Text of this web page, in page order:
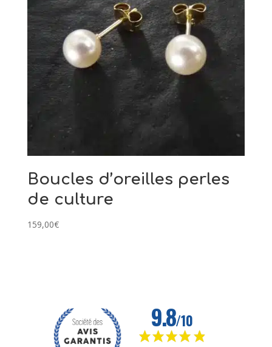
Boucles d’oreilles perles
de culture
159,00€